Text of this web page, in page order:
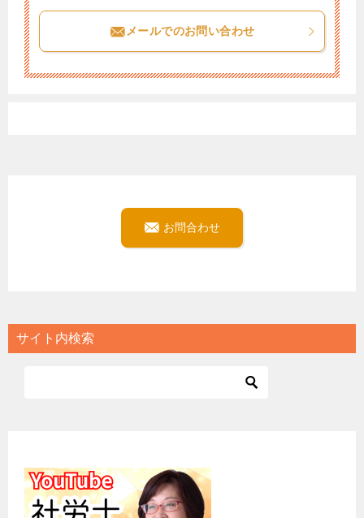
メールでのお問い合わせ
お問合わせ
サイト内検索